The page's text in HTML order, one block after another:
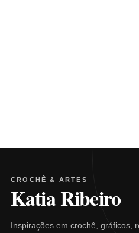
CROCHÊ & ARTES
Katia Ribeiro
Inspirações em crochê, gráficos,